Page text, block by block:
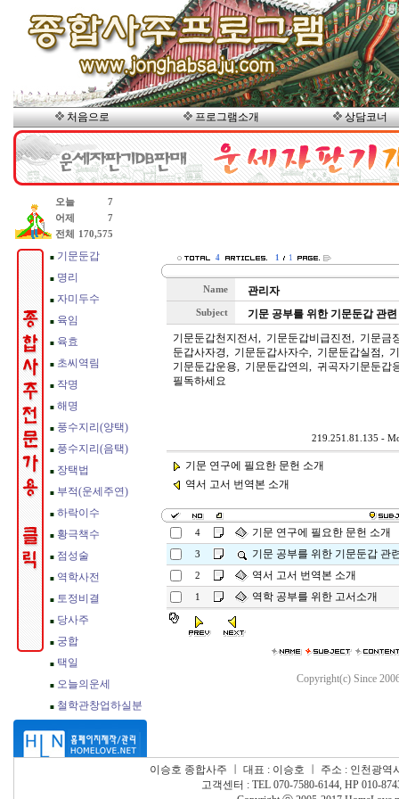
처음으로 프로그램소개 상담코너
4 1 1
Name 관리자
Subject
기문 공부를 위한 기문둔갑 관련
기문둔갑천지전서, 기문둔갑비급진전, 기문
둔갑사자경, 기문둔갑사자수, 기문둔갑실점,
기문둔갑운용, 기문둔갑연의, 귀곡자기문둔갑
필독하세요
219.251.81.135 -
기문 연구에 필요한 문헌 소개
역서 고서 번역본 소개
4 기문 연구에 필요한 문헌 소개
3 기문 공부를 위한 기문둔갑 관
2 역서 고서 번역본 소개
1 역학 공부를 위한 고서소개
Copyright(c) Since
이승호 종합사주 대표 : 이승호
주소 : 인천광역
고객센터 : TEL 070-7580-6144, HP 010-